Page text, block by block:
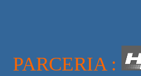
PARCERIA :